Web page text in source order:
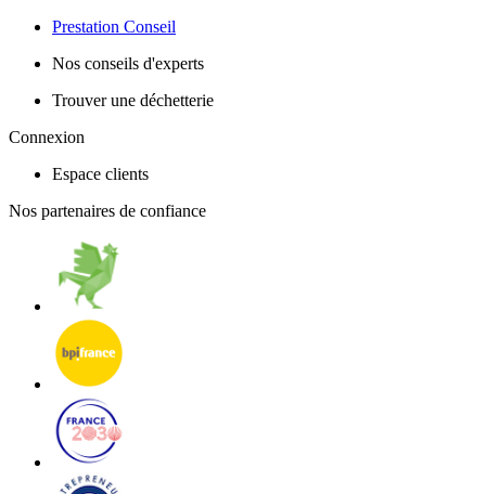
Prestation Conseil
Nos conseils d'experts
Trouver une déchetterie
Connexion
Espace clients
Nos partenaires de confiance